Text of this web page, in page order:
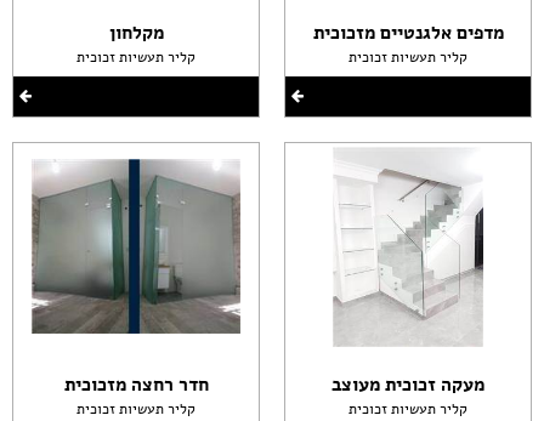
מדפים אלגנטיים מזכוכית
קליר תעשיות זכוכית
מעקה זכוכית מעוצב
קליר תעשיות זכוכית
מקלחון
קליר תעשיות זכוכית
חדר רחצה מזכוכית
קליר תעשיות זכוכית